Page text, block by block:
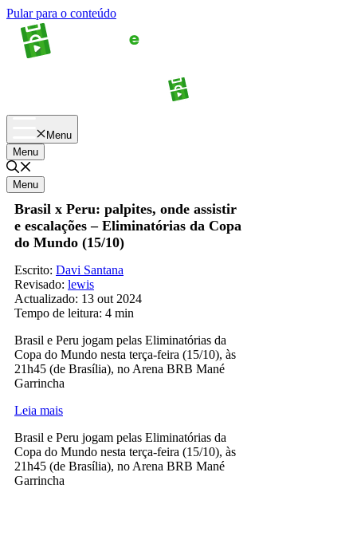
Pular para o conteúdo
Menu
Menu
Menu
Brasil x Peru: palpites, onde assistir
e escalações – Eliminatórias da Copa
do Mundo (15/10)
Escrito: Davi Santana
Revisado: lewis
Actualizado: 13 out 2024
Tempo de leitura: 4 min
Brasil e Peru jogam pelas Eliminatórias da
Copa do Mundo nesta terça-feira (15/10), às
21h45 (de Brasília), no Arena BRB Mané
Garrincha
Leia mais
Brasil e Peru jogam pelas Eliminatórias da
Copa do Mundo nesta terça-feira (15/10), às
21h45 (de Brasília), no Arena BRB Mané
Garrincha